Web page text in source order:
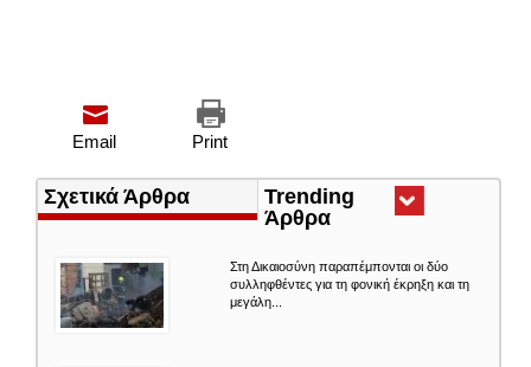
Print
Email
Σχετικά Άρθρα
Trending
Άρθρα(ενεργή
Στη Δικαιοσύνη παραπέμπονται οι δύο
συλληφθέντες για τη φονική έκρηξη και τη
μεγάλη...